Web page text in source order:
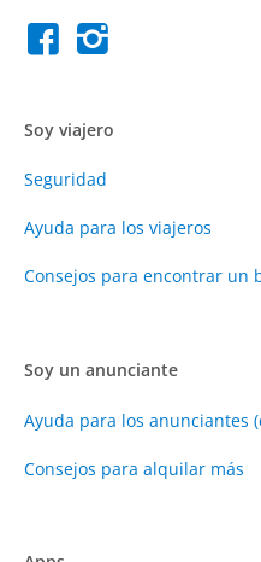
Soy viajero
Seguridad
Ayuda para los viajeros
Consejos para encontrar un
Soy un anunciante
Ayuda para los anunciantes
Consejos para alquilar más